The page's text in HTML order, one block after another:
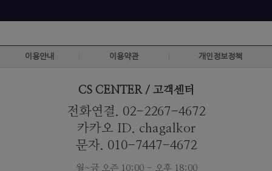
이용안내 이용약관 개인정보정책
CS CENTER / 고객센터
전화연결. 02-2267-4672
카카오 ID. chagalkor
문자. 010-7447-4672
월~금 오즌 10:00 - 오후 18:00